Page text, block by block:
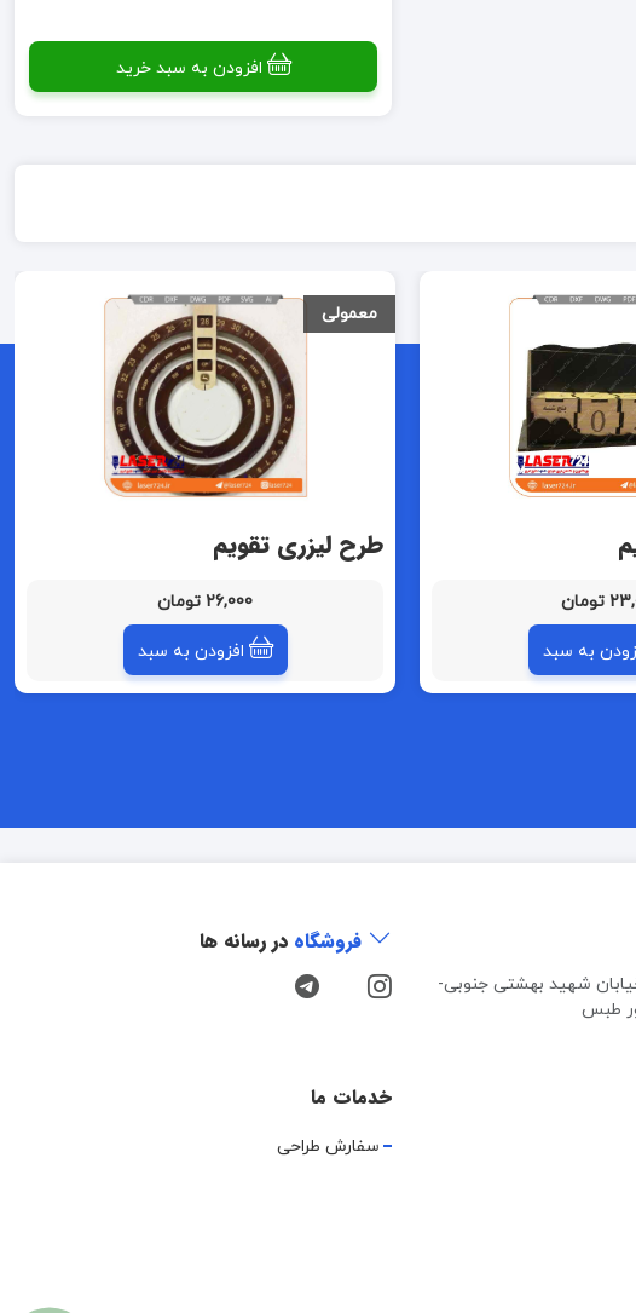
افزودن به سبد خرید
به سبد
معمولی
طرح لیزری تقویم
26,000 تومان
افزودن به سبد
شهید بهشتی جنوبی-
طبس
فروشگاه در رسانه ها
خدمات ما
سفارش طراحی